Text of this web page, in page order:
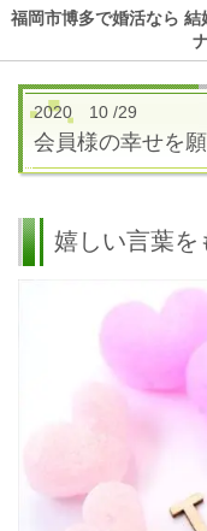
福岡市博多で婚活なら 結
2020 10 /29
会員様の幸せを
嬉しい言葉を